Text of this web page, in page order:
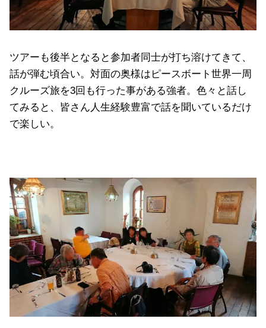
ツアーも後半となると参加者同士が打ち溶けてきて、
話が弾む頃合い。対面の奥様はピースボート世界一周
クルーズ旅を3回も行った事がある強者。色々と話し
てみると、皆さん人生経験豊富で話を聞いているだけ
で楽しい。